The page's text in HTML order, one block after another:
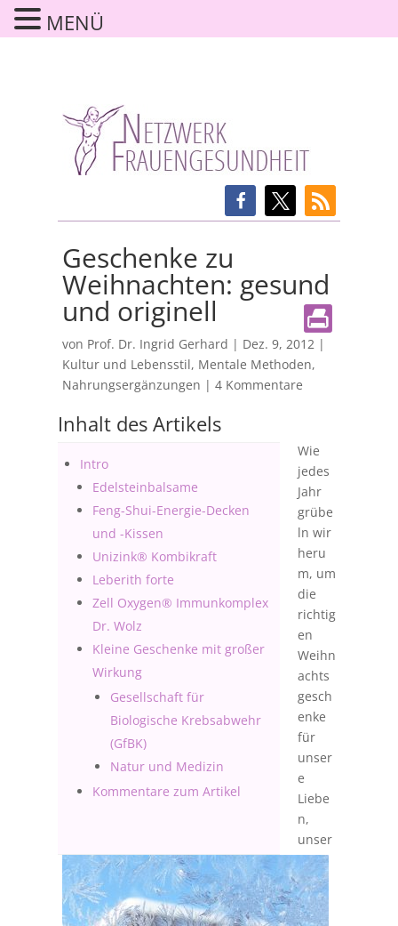
Geschenke zu
Weihnachten: gesund
und originell
von Prof. Dr. Ingrid Gerhard | Dez. 9, 2012 |
Kultur und Lebensstil, Mentale Methoden,
Nahrungsergänzungen | 4 Kommentare
Inhalt des Artikels
Intro
Edelsteinbalsame
Feng-Shui-Energie-Decken
und -Kissen
Unizink® Kombikraft
Leberith forte
Zell Oxygen® Immunkomplex
Dr. Wolz
Kleine Geschenke mit großer
Wirkung
Gesellschaft für
Biologische Krebsabwehr
(GfBK)
Natur und Medizin
Kommentare zum Artikel
Wie
jedes
Jahr
grübe
ln wir
heru
m, um
die
richtig
en
Weihn
achts
gesch
enke
für
unser
e
Liebe
n,
unser
MENÜ